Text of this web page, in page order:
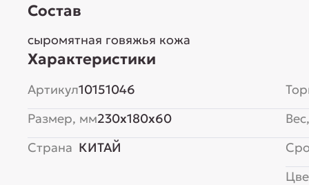
Состав
сыромятная говяжья кожа
Характеристики
Артикул10151046
Размер, мм230x180x60
Страна КИТАЙ